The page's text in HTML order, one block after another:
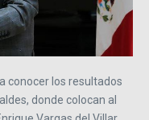
conocer los resultados
donde colocan al